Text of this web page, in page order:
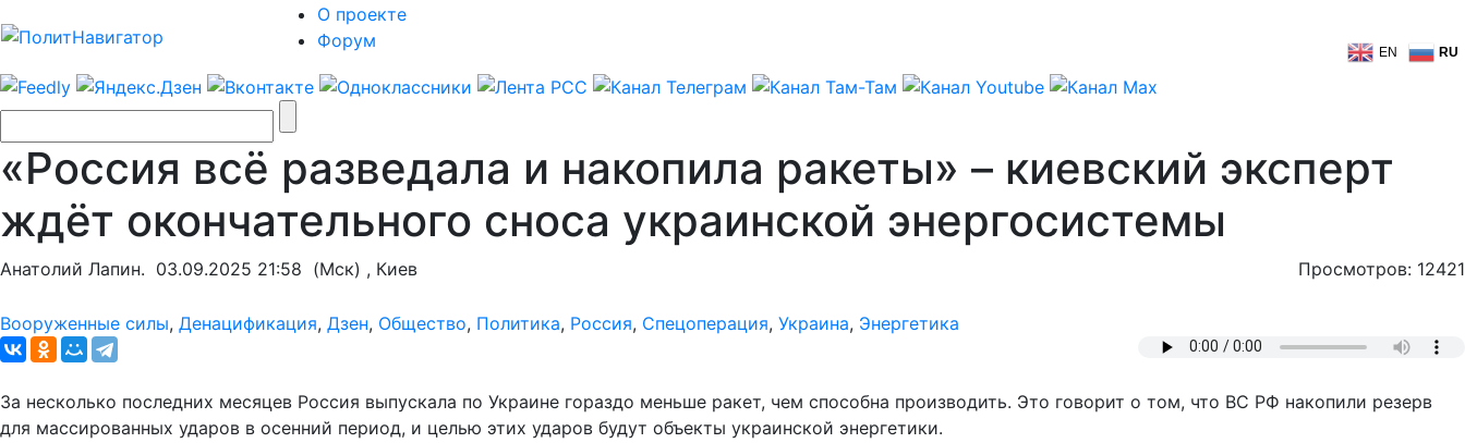
О проекте
Форум
EN RU
«Россия всё разведала и накопила ракеты» – киевский эксперт
ждёт окончательного сноса украинской энергосистемы
Анатолий Лапин. 03.09.2025 21:58 (Мск) , Киев Просмотров: 12421
Вооруженные силы, Денацификация, Дзен, Общество, Политика, Россия, Спецоперация, Украина, Энергетика
За несколько последних месяцев Россия выпускала по Украине гораздо меньше ракет, чем способна производить. Это говорит о том, что ВС РФ накопили резерв
для массированных ударов в осенний период, и целью этих ударов будут объекты украинской энергетики.